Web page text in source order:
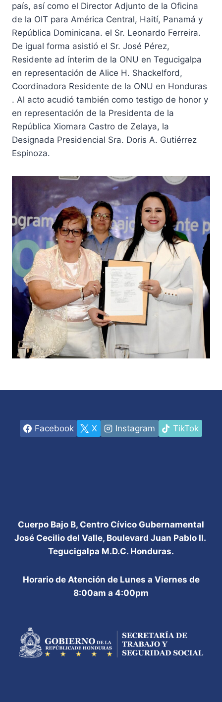
país, así como el Director Adjunto de la Oficina
de la OIT para América Central, Haití, Panamá y
República Dominicana. el Sr. Leonardo Ferreira.
De igual forma asistió el Sr. José Pérez,
Residente ad ínterim de la ONU en Tegucigalpa
en representación de Alice H. Shackelford,
Coordinadora Residente de la ONU en Honduras
. Al acto acudió también como testigo de honor y
en representación de la Presidenta de la
República Xiomara Castro de Zelaya, la
Designada Presidencial Sra. Doris A. Gutiérrez
Espinoza.
Facebook X Instagram TikTok
Cuerpo Bajo B, Centro Cívico Gubernamental
José Cecilio del Valle, Boulevard Juan Pablo II.
Tegucigalpa M.D.C. Honduras.
Horario de Atención de Lunes a Viernes de
8:00am a 4:00pm